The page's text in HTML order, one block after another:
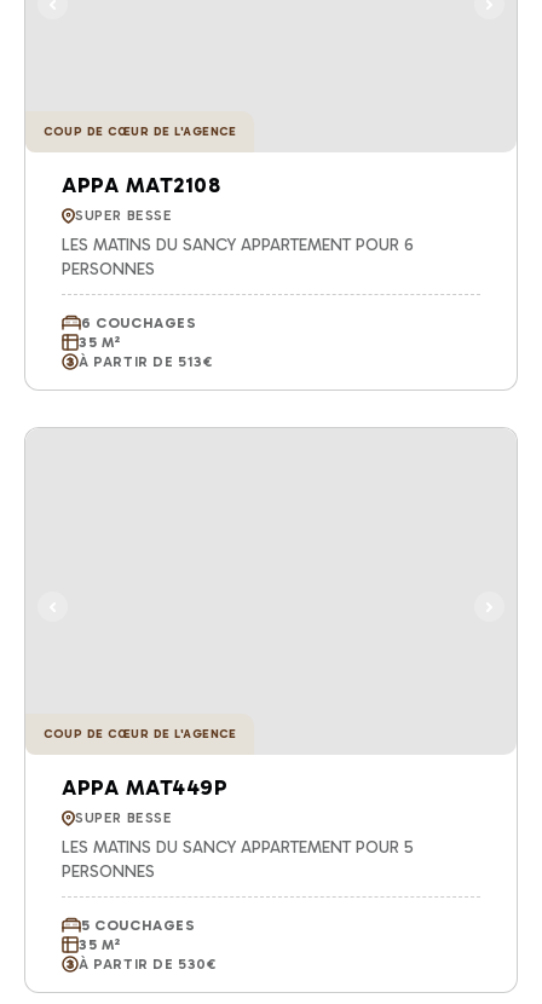
COUP DE CŒUR DE L'AGENCE
APPA MAT2108
SUPER BESSE
LES MATINS DU SANCY APPARTEMENT POUR 6
PERSONNES
6 COUCHAGES
35 M²
À PARTIR DE 513€
COUP DE CŒUR DE L'AGENCE
APPA MAT449P
SUPER BESSE
LES MATINS DU SANCY APPARTEMENT POUR 5
PERSONNES
5 COUCHAGES
35 M²
À PARTIR DE 530€